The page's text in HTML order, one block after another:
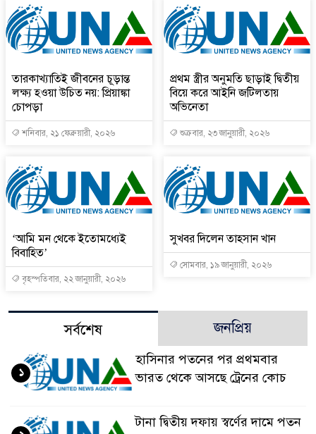
তারকাখ্যাতিই জীবনের চূড়ান্ত
লক্ষ্য হওয়া উচিত নয়: প্রিয়াঙ্কা
চোপড়া
শনিবার, ২১ ফেব্রুয়ারী, ২০২৬
প্রথম স্ত্রীর অনুমতি ছাড়াই দ্বিতীয়
বিয়ে করে আইনি জটিলতায়
অভিনেতা
শুক্রবার, ২৩ জানুয়ারী, ২০২৬
‘আমি মন থেকে ইতোমধ্যেই
বিবাহিত’
বৃহস্পতিবার, ২২ জানুয়ারী, ২০২৬
সুখবর দিলেন তাহসান খান
সোমবার, ১৯ জানুয়ারী, ২০২৬
সর্বশেষ জনপ্রিয়
হাসিনার পতনের পর প্রথমবার
ভারত থেকে আসছে ট্রেনের কোচ
১
টানা দ্বিতীয় দফায় স্বর্ণের দামে পতন